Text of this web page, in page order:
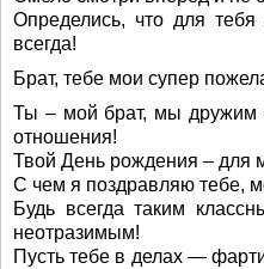
Определись, что для
всегда!
Брат, тебе мои супер
Ты – мой брат, мы дружим
отношения!
Твой День рождения – для
С чем я поздравляю тебе,
Будь всегда таким
неотразимым!
Пусть тебе в делах —